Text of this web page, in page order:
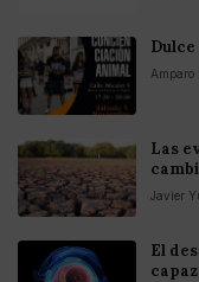
Amparo
Las
Javier
El